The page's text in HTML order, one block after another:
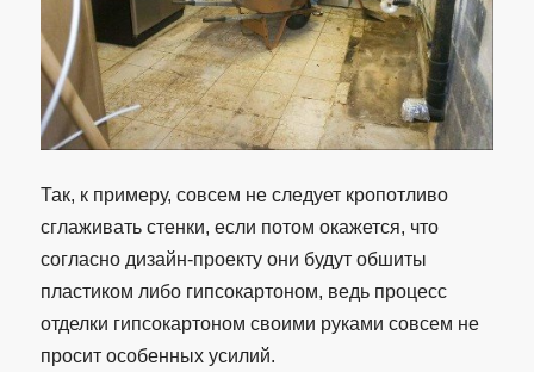
Так, к примеру, совсем не следует кропотливо
сглаживать стенки, если потом окажется, что
согласно дизайн-проекту они будут обшиты
пластиком либо гипсокартоном, ведь процесс
отделки гипсокартоном своими руками совсем не
просит особенных усилий.